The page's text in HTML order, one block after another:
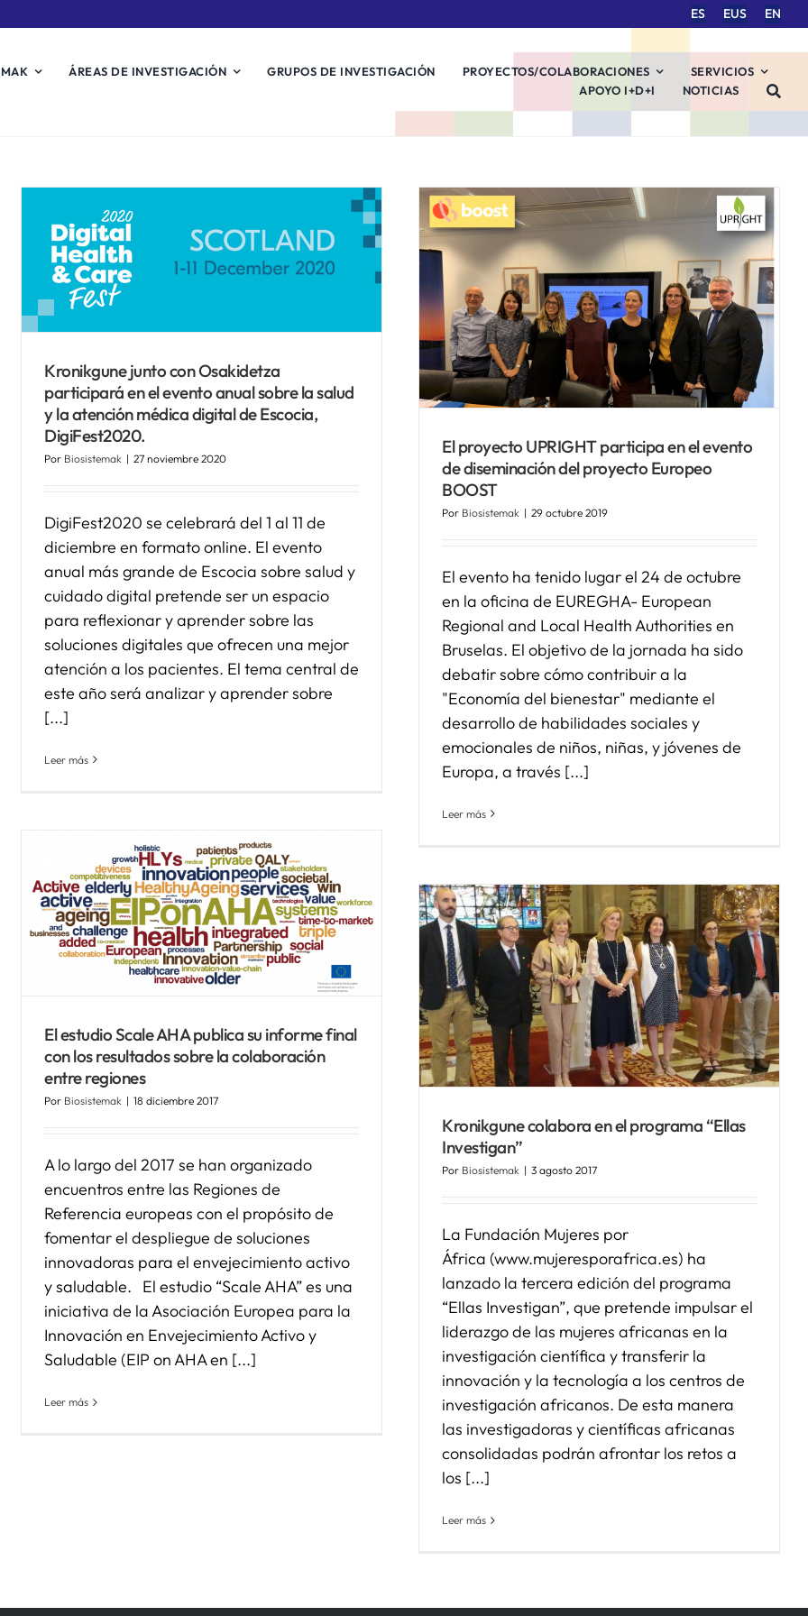
ES EUS EN
ÁREAS DE INVESTIGACIÓN GRUPOS DE INVESTIGACIÓN PROYECTOS/COLABORACIONES
SERVICIOS
APOYO I+D+I
NOTICIAS
Kronikgune junto con Osakidetza
participará en el evento anual sobre la salud
y la atención médica digital de Escocia,
DigiFest2020.
Por Biosistemak | 27 noviembre 2020
DigiFest2020 se celebrará del 1 al 11 de
diciembre en formato online. El evento
anual más grande de Escocia sobre salud y
cuidado digital pretende ser un espacio
para reflexionar y aprender sobre las
soluciones digitales que ofrecen una mejor
atención a los pacientes. El tema central de
este año será analizar y aprender sobre
[...]
Leer más
El proyecto UPRIGHT
participa en el evento de
Noticias Biosistemak
El proyecto UPRIGHT participa en el evento
de diseminación del proyecto Europeo
BOOST
Por Biosistemak | 29 octubre 2019
El evento ha tenido lugar el 24 de octubre
en la oficina de EUREGHA- European
Regional and Local Health Authorities en
Bruselas. El objetivo de la jornada ha sido
debatir sobre cómo contribuir a la
"Economía del bienestar" mediante el
desarrollo de habilidades sociales y
emocionales de niños, niñas, y jóvenes de
Europa, a través [...]
Leer más
El estudio Scale AHA publica su informe final
con los resultados sobre la colaboración
entre regiones
Por Biosistemak | 18 diciembre 2017
A lo largo del 2017 se han organizado
encuentros entre las Regiones de
Referencia europeas con el propósito de
fomentar el despliegue de soluciones
innovadoras para el envejecimiento activo
y saludable. El estudio “Scale AHA” es una
iniciativa de la Asociación Europea para la
Innovación en Envejecimiento Activo y
Saludable (EIP on AHA en [...]
Leer más
Kronikgune colabora en el
Noticias Biosistemak
Kronikgune colabora en el programa “Ellas
Investigan”
Por Biosistemak | 3 agosto 2017
La Fundación Mujeres por
África (www.mujeresporafrica.es) ha
lanzado la tercera edición del programa
“Ellas Investigan”, que pretende impulsar el
liderazgo de las mujeres africanas en la
investigación científica y transferir la
innovación y la tecnología a los centros de
investigación africanos. De esta manera
las investigadoras y científicas africanas
consolidadas podrán afrontar los retos a
los [...]
Leer más